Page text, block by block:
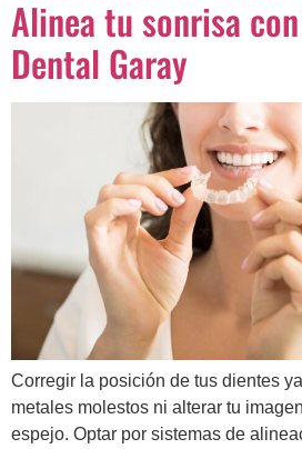
Alinea tu sonrisa
Dental Garay
Corregir la posición de tus dientes
metales molestos ni alterar tu
espejo. Optar por sistemas de